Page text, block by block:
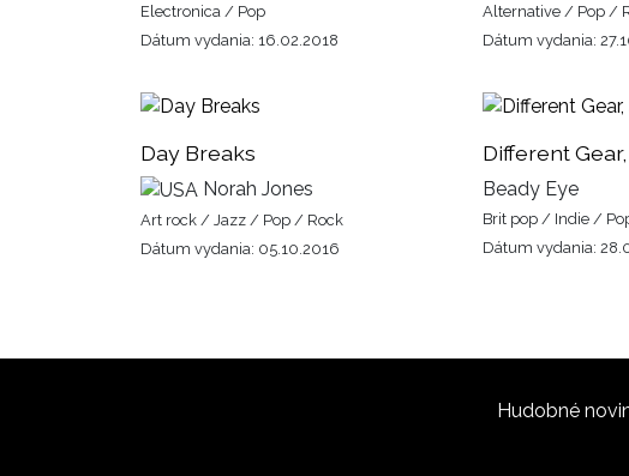
Electronica / Pop
Dátum vydania: 16.02.2018
Alternative / Pop /
Dátum vydania:
Day Breaks
Norah Jones
Art rock / Jazz / Pop / Rock
Dátum vydania: 05.10.2016
Different
Beady Eye
Brit pop / Indie /
Dátum vydania:
Hudobné